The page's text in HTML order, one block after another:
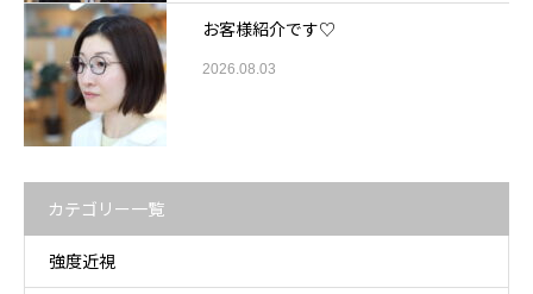
お客様紹介です♡
2026.08.03
カテゴリー一覧
強度近視